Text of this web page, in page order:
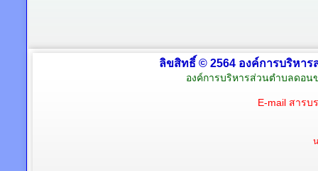
ลิขสิทธิ์ © 2564 องค์การบริหา
องค์การบริหารส่วนตำบลดอน
E-mail สาร